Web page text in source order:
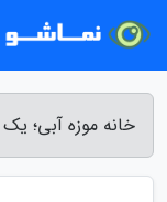
خانه موزه آبی؛ یک